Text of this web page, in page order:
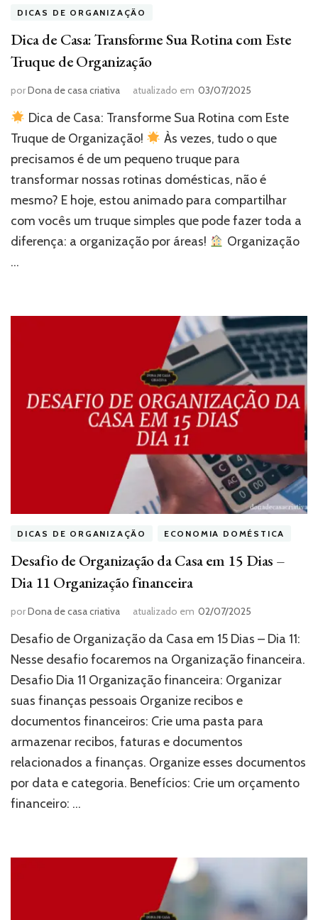
DICAS DE ORGANIZAÇÃO
Dica de Casa: Transforme Sua Rotina com Este
Truque de Organização
porDona de casa criativa atualizado em 03/07/2025
Dica de Casa: Transforme Sua Rotina com Este
Truque de Organização!
Às vezes, tudo o que
precisamos é de um pequeno truque para
transformar nossas rotinas domésticas, não é
mesmo? E hoje, estou animado para compartilhar
com vocês um truque simples que pode fazer toda a
diferença: a organização por áreas!
Organização
…
DICAS DE ORGANIZAÇÃO ECONOMIA DOMÉSTICA
Desafio de Organização da Casa em 15 Dias –
Dia 11 Organização financeira
porDona de casa criativa atualizado em 02/07/2025
Desafio de Organização da Casa em 15 Dias – Dia 11:
Nesse desafio focaremos na Organização financeira.
Desafio Dia 11 Organização financeira: Organizar
suas finanças pessoais Organize recibos e
documentos financeiros: Crie uma pasta para
armazenar recibos, faturas e documentos
relacionados a finanças. Organize esses documentos
por data e categoria. Benefícios: Crie um orçamento
financeiro: …